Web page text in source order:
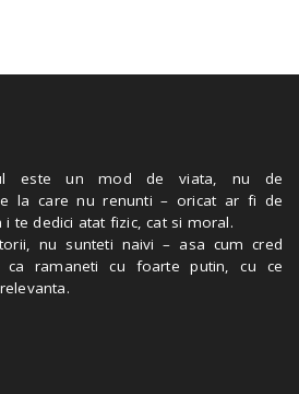
este un mod de viata, nu de
la care nu renunti – oricat ar fi de
te dedici atat fizic, cat si moral.
nu sunteti naivi – asa cum cred
ramaneti cu foarte putin, cu ce